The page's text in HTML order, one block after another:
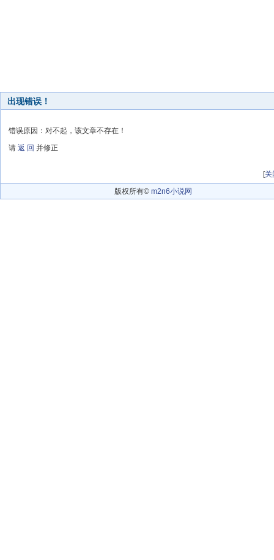
出现错误！
错误原因：对不起，该文章不存在！
请 返 回 并修正
[关
版权所有© m2n6小说网